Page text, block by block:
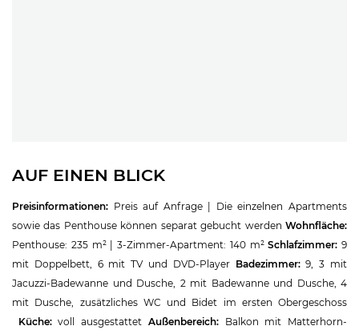
AUF EINEN BLICK
Preisinformationen: Preis auf Anfrage | Die einzelnen Apartments
sowie das Penthouse können separat gebucht werden Wohnfläche:
Penthouse: 235 m² | 3-Zimmer-Apartment: 140 m²Schlafzimmer: 9
mit Doppelbett, 6 mit TV und DVD-Player Badezimmer:9, 3 mit
Jacuzzi-Badewanne und Dusche, 2 mit Badewanne und Dusche, 4
mit Dusche, zusätzliches WC und Bidet im ersten Obergeschoss
Küche:voll ausgestattet Außenbereich:Balkon mit Matterhorn-